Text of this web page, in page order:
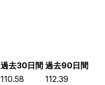
過去30日間 過去90日間
110.58
112.39